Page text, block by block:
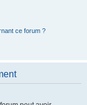
ce forum ?